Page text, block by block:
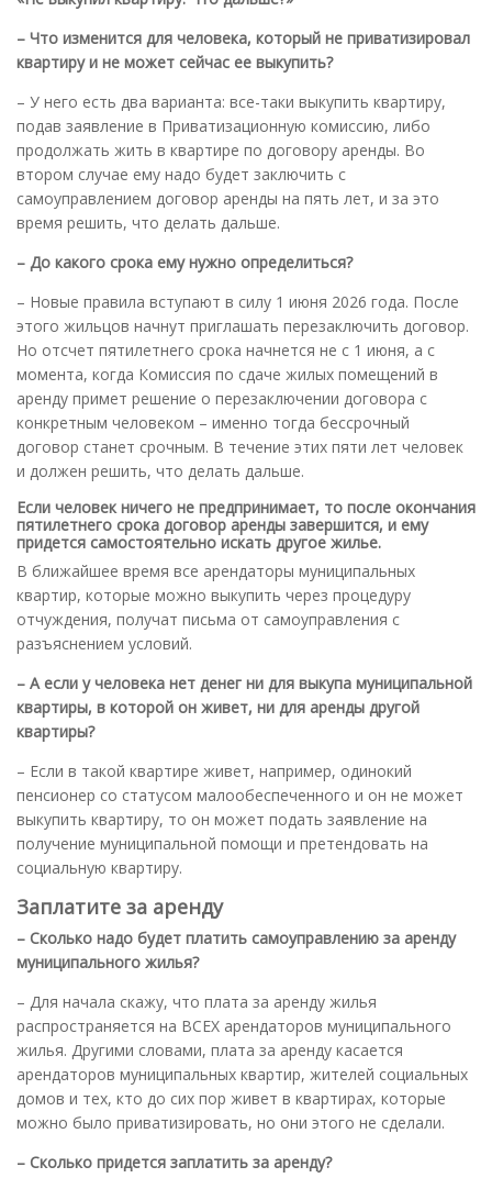
– Что изменится для человека, который не приватизировал
квартиру и не может сейчас ее выкупить?
– У него есть два варианта: все-таки выкупить квартиру,
подав заявление в Приватизационную комиссию, либо
продолжать жить в квартире по договору аренды. Во
втором случае ему надо будет заключить с
самоуправлением договор аренды на пять лет, и за это
время решить, что делать дальше.
– До какого срока ему нужно определиться?
– Новые правила вступают в силу 1 июня 2026 года. После
этого жильцов начнут приглашать перезаключить договор.
Но отсчет пятилетнего срока начнется не с 1 июня, а с
момента, когда Комиссия по сдаче жилых помещений в
аренду примет решение о перезаключении договора с
конкретным человеком – именно тогда бессрочный
договор станет срочным. В течение этих пяти лет человек
и должен решить, что делать дальше.
Если человек ничего не предпринимает, то после окончания
пятилетнего срока договор аренды завершится, и ему
придется самостоятельно искать другое жилье.
В ближайшее время все арендаторы муниципальных
квартир, которые можно выкупить через процедуру
отчуждения, получат письма от самоуправления с
разъяснением условий.
– А если у человека нет денег ни для выкупа муниципальной
квартиры, в которой он живет, ни для аренды другой
квартиры?
– Если в такой квартире живет, например, одинокий
пенсионер со статусом малообеспеченного и он не может
выкупить квартиру, то он может подать заявление на
получение муниципальной помощи и претендовать на
социальную квартиру.
Заплатите за аренду
– Сколько надо будет платить самоуправлению за аренду
муниципального жилья?
– Для начала скажу, что плата за аренду жилья
распространяется на ВСЕХ арендаторов муниципального
жилья. Другими словами, плата за аренду касается
арендаторов муниципальных квартир, жителей социальных
домов и тех, кто до сих пор живет в квартирах, которые
можно было приватизировать, но они этого не сделали.
– Сколько придется заплатить за аренду?